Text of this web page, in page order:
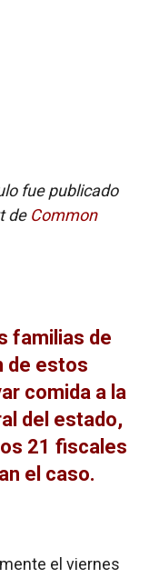
fue publicado
de Common
familias de
de estos
comida a la
del estado,
21 fiscales
el caso.
el viernes